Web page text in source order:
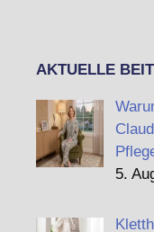
AKTUELLE
5.